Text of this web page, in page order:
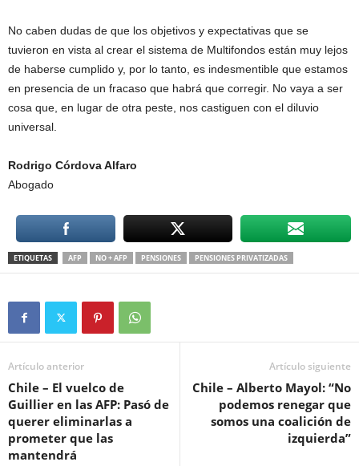
No caben dudas de que los objetivos y expectativas que se
tuvieron en vista al crear el sistema de Multifondos están muy lejos
de haberse cumplido y, por lo tanto, es indesmentible que estamos
en presencia de un fracaso que habrá que corregir. No vaya a ser
cosa que, en lugar de otra peste, nos castiguen con el diluvio
universal.
Rodrigo Córdova Alfaro
Abogado
ETIQUETAS AFP NO + AFP PENSIONES PENSIONES PRIVATIZADAS
Artículo anterior
Chile – El vuelco de
Guillier en las AFP: Pasó de
querer eliminarlas a
prometer que las
mantendrá
Artículo siguiente
Chile – Alberto Mayol: “No
podemos renegar que
somos una coalición de
izquierda”